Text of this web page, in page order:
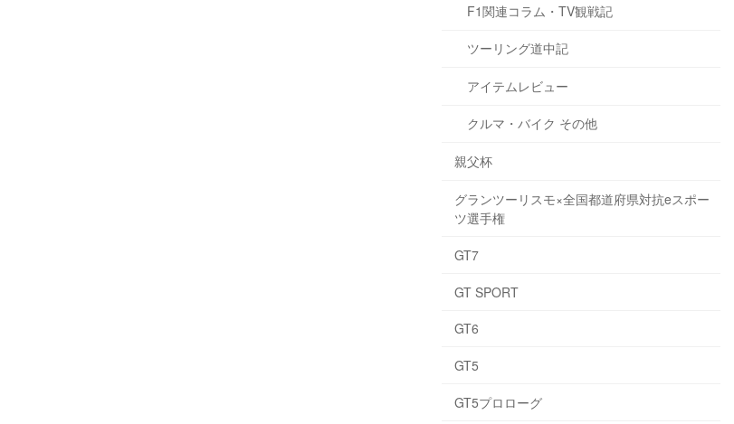
F1関連コラム・TV観戦記
ツーリング道中記
アイテムレビュー
クルマ・バイク その他
親父杯
グランツーリスモ×全国都道府県対抗eスポー
ツ選手権
GT7
GT SPORT
GT6
GT5
GT5プロローグ